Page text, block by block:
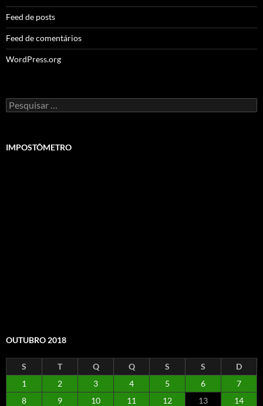
Feed de posts
Feed de comentários
WordPress.org
Pesquisar
por:
IMPOSTÔMETRO
OUTUBRO 2018
S T Q Q S S
D
1
2 3 4 5 6
7
8
9 10 11 12 13
14